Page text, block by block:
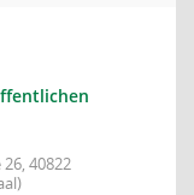
40822